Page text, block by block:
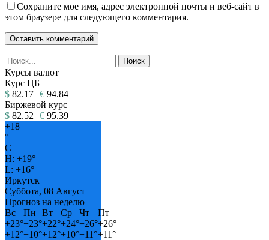
Сохраните мое имя, адрес электронной почты и веб-сайт в
этом браузере для следующего комментария.
Курсы валют
Курс ЦБ
$ 82.17 € 94.84
Биржевой курс
$ 82.52 € 95.39
+18
°
C
H: +19°
L: +16°
Иркутск
Суббота, 08 Август
Прогноз на неделю
Вс
Пн Вт Ср Чт
Пт
+23°+23°+22°+24°+26°+26°
+12°+10°+12°+10°+11°+11°